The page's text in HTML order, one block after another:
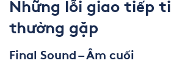
Những lỗi giao tiếp
thường gặp
Final Sound – Âm cuối